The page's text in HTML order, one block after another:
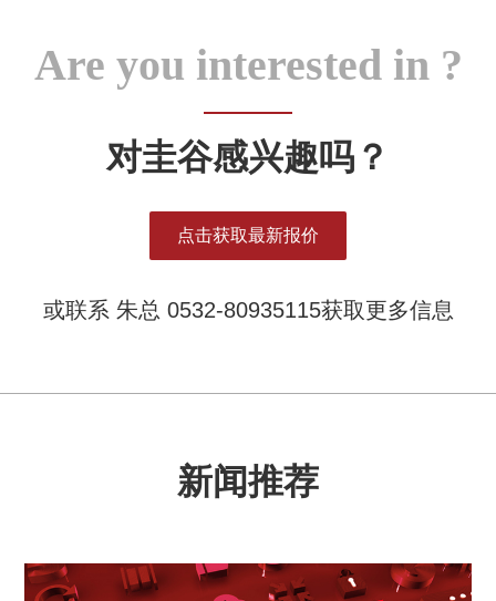
Are you interested in ?
对圭谷感兴趣吗？
点击获取最新报价
或联系 朱总 0532-80935115获取更多信息
新闻推荐